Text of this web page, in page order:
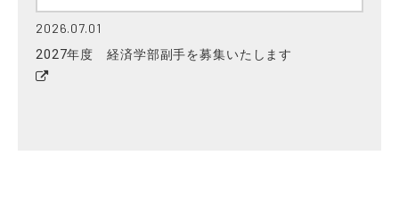
2026.07.01
2027年度 経済学部副手を募集いたします